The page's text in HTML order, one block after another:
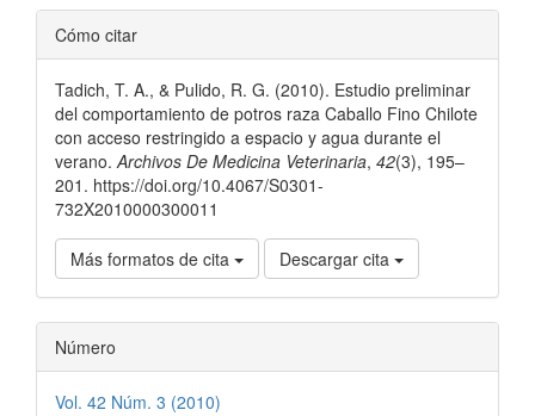
Detalles
del
artículo
Cómo citar
Tadich, T. A., & Pulido, R. G. (2010). Estudio preliminar
del comportamiento de potros raza Caballo Fino Chilote
con acceso restringido a espacio y agua durante el
verano. Archivos De Medicina Veterinaria, 42(3), 195–
201. https://doi.org/10.4067/S0301-
732X2010000300011
Más formatos de cita Descargar cita
Número
Vol. 42 Núm. 3 (2010)